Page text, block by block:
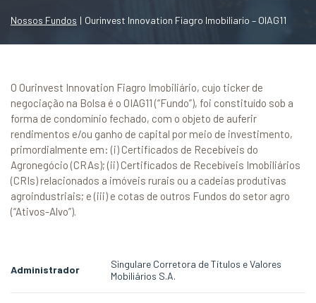
Nossos Fundos | Ourinvest Innovation Fiagro Imobiliario – OIAG11
O Ourinvest Innovation Fiagro Imobiliário, cujo ticker de
negociação na Bolsa é o OIAG11 (“Fundo”), foi constituído sob a
forma de condomínio fechado, com o objeto de auferir
rendimentos e/ou ganho de capital por meio de investimento,
primordialmente em: (i) Certificados de Recebíveis do
Agronegócio (CRAs); (ii) Certificados de Recebíveis Imobiliários
(CRIs) relacionados a imóveis rurais ou a cadeias produtivas
agroindustriais; e (iii) e cotas de outros Fundos do setor agro
(“Ativos-Alvo”).
Administrador
Singulare Corretora de Títulos e Valores
Mobiliários S.A.